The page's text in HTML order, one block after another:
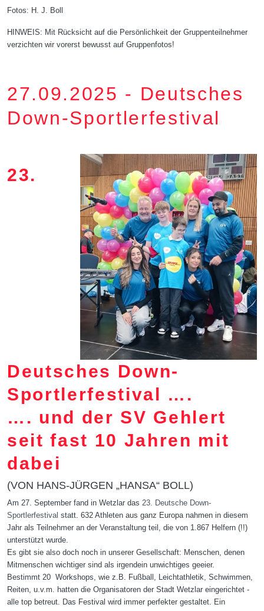
Fotos: H. J. Boll
HINWEIS: Mit Rücksicht auf die Persönlichkeit der Gruppenteilnehmer
verzichten wir vorerst bewusst auf Gruppenfotos!
27.09.2025 - Deutsches
Down-Sportlerfestival
23.
Deutsches Down-
Sportlerfestival ….
…. und der SV Gehlert
seit fast 10 Jahren mit
dabei
(VON HANS-JÜRGEN „HANSA“ BOLL)
Am 27. September fand in Wetzlar das 23. Deutsche Down-
Sportlerfestival statt. 632 Athleten aus ganz Europa nahmen in diesem
Jahr als Teilnehmer an der Veranstaltung teil, die von 1.867 Helfern (!!)
unterstützt wurde.
Es gibt sie also doch noch in unserer Gesellschaft: Menschen, denen
Mitmenschen wichtiger sind als irgendein unwichtiges geeier.
Bestimmt 20 Workshops, wie z.B. Fußball, Leichtathletik, Schwimmen,
Reiten, u.v.m. hatten die Organisatoren der Stadt Wetzlar eingerichtet -
alle top betreut. Das Festival wird immer perfekter gestaltet. Ein